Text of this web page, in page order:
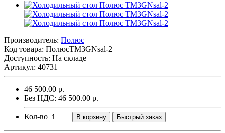
Производитель: Полюс
Код товара: ПолюсTM3GNsal-2
Доступность: На складе
Артикул: 40731
46 500.00 р.
Без НДС: 46 500.00 р.
Кол-во В корзину Быстрый заказ